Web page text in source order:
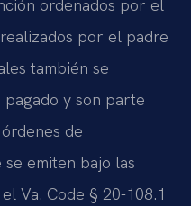
ordenados por el
por el padre
también se
pagado y son parte
de
emiten bajo las
Va. Code § 20-108.1